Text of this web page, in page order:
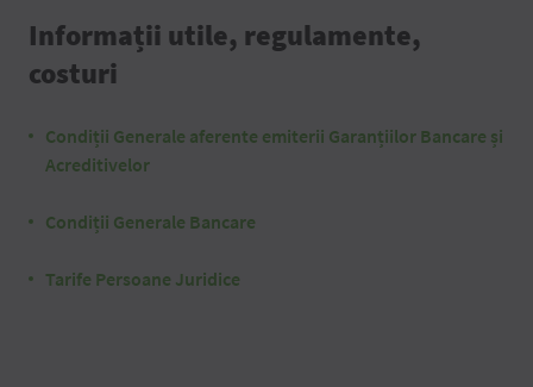
Informații utile, regulamente,
costuri
Condiții Generale aferente emiterii Garanțiilor Bancare și
Acreditivelor
Condiții Generale Bancare
Tarife Persoane Juridice